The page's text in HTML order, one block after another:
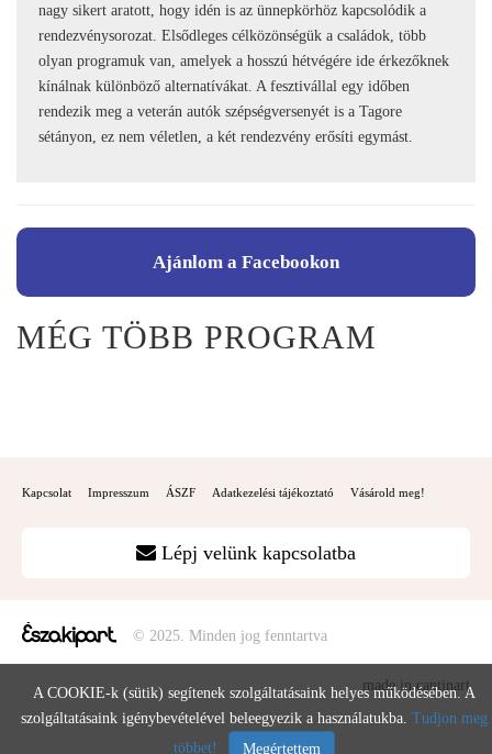
nagy sikert aratott, hogy idén is az ünnepkörhöz kapcsolódik a
rendezvénysorozat. Elsődleges célközönségük a családok, több
olyan programuk van, amelyek a hosszú hétvégére ide érkezőknek
kínálnak különböző alternatívákat. A fesztivállal egy időben
rendezik meg a veterán autók szépségversenyét is a Tagore
sétányon, ez nem véletlen, a két rendezvény erősíti egymást.
Ajánlom a Facebookon
MÉG TÖBB PROGRAM
Kapcsolat Impresszum ÁSZF Adatkezelési tájékoztató Vásárold meg!
Lépj velünk kapcsolatba
© 2025. Minden jog fenntartva
made in cantinart
A COOKIE-k (sütik) segítenek szolgáltatásaink helyes működésében. A
szolgáltatásaink igénybevételével beleegyezik a használatukba. Tudjon meg
többet!
Megértettem